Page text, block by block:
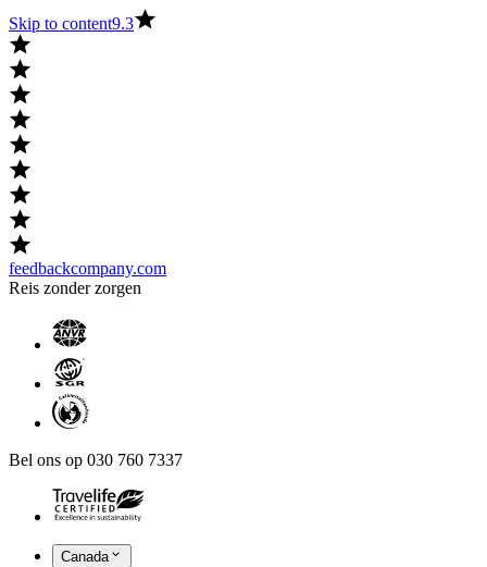
Skip to content9.3
feedbackcompany.com
Reis zonder zorgen
Bel ons op 030 760 7337
Canada